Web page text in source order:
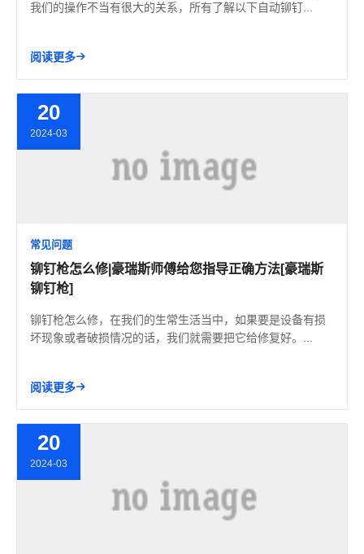
我们的操作不当有很大的关系，所有了解以下自动铆钉...
阅读更多
20
2024-03
常见问题
铆钉枪怎么修|豪瑞斯师傅给您指导正确方法[豪瑞斯
铆钉枪]
铆钉枪怎么修，在我们的生常生活当中，如果要是设备有损
坏现象或者破损情况的话，我们就需要把它给修复好。...
阅读更多
20
2024-03